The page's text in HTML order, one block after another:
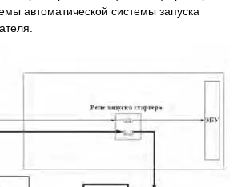
автоматической системы запуска